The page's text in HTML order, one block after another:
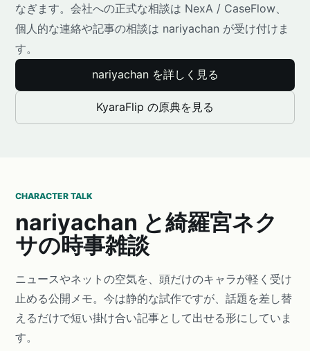
なぎます。会社への正式な相談は NexA / CaseFlow、
個人的な連絡や記事の相談は nariyachan が受け付けま
す。
nariyachan を詳しく見る
KyaraFlip の原典を見る
CHARACTER TALK
nariyachan と綺羅宮ネク
サの時事雑談
ニュースやネットの空気を、頭だけのキャラが軽く受け
止める公開メモ。今は静的な試作ですが、話題を差し替
えるだけで短い掛け合い記事として出せる形にしていま
す。